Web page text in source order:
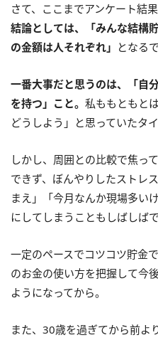
さて、ここまでアンケート結
結論としては、「みんな結構
の金額は人それぞれ」 となる
一番大事だと思うのは、「自
を持つ」こと。 私ももともと
どうしよう」と思っていたタイ
しかし、周囲との比較で焦っ
できず、ぼんやりしたストレ
まえ」「今月なんか現場多い
にしてしまうこともしばしばで
一定のペースでコツコツ貯金
のお金の使い方を把握して今
ようになってから。
また、30歳を過ぎてから前よ